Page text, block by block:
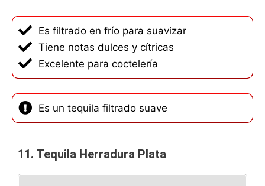
Es filtrado en frío para suavizar
Tiene notas dulces y cítricas
Excelente para coctelería
Es un tequila filtrado suave
11. Tequila Herradura Plata